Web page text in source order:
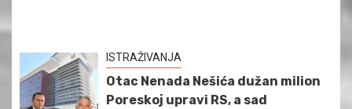
ISTRAŽIVANJA
Otac Nenada Nešića dužan milion
Poreskoj upravi RS, a sad